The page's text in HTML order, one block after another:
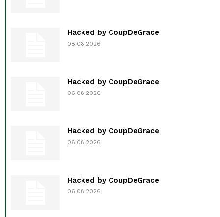
Hacked by CoupDeGrace
08.08.2026
Hacked by CoupDeGrace
06.08.2026
Hacked by CoupDeGrace
06.08.2026
Hacked by CoupDeGrace
06.08.2026